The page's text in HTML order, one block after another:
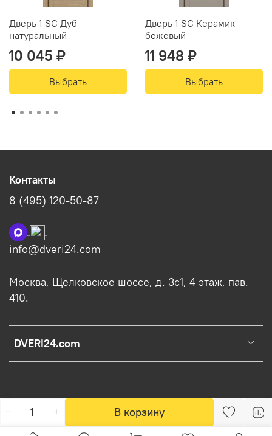
В корзину
Дверь 1 SC Дуб
натуральный
10 045 ₽
Выбрать
Дверь 1 SC Керамик
бежевый
11 948 ₽
Выбрать
DVERI24.com
Контакты
8 (495) 120-50-87
info@dveri24.com
Москва, Щелковское шоссе, д. 3с1, 4 этаж, пав.
410.